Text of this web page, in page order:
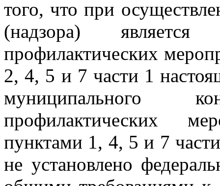
того, что при
(надзора) является
профилактических
2, 4, 5 и 7 части 1
муниципального
профилактических
пунктами 1, 4, 5 и 7
не установлено